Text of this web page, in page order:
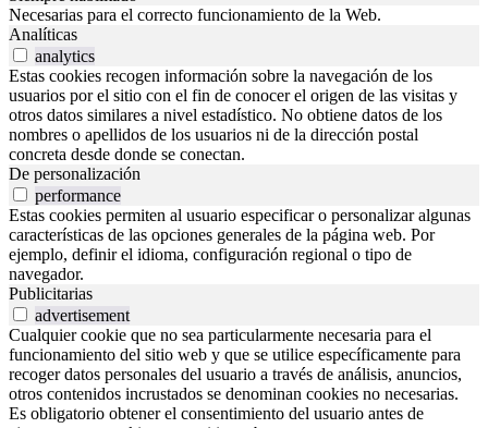
Necesarias para el correcto funcionamiento de la Web.
Analíticas
analytics
Estas cookies recogen información sobre la navegación de los
usuarios por el sitio con el fin de conocer el origen de las visitas y
otros datos similares a nivel estadístico. No obtiene datos de los
nombres o apellidos de los usuarios ni de la dirección postal
concreta desde donde se conectan.
De personalización
performance
Estas cookies permiten al usuario especificar o personalizar algunas
características de las opciones generales de la página web. Por
ejemplo, definir el idioma, configuración regional o tipo de
navegador.
Publicitarias
advertisement
Cualquier cookie que no sea particularmente necesaria para el
funcionamiento del sitio web y que se utilice específicamente para
recoger datos personales del usuario a través de análisis, anuncios,
otros contenidos incrustados se denominan cookies no necesarias.
Es obligatorio obtener el consentimiento del usuario antes de